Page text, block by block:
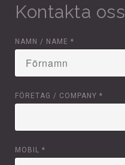
Kontakta oss
NAMN / NAME *
FÖRETAG / COMPANY *
MOBIL *